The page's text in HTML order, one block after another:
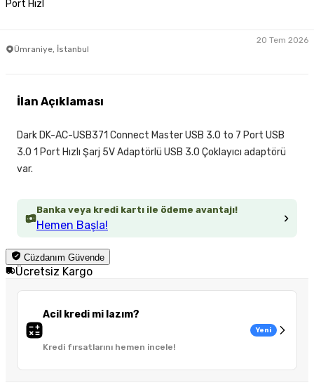
Port Hızl
Ümraniye, İstanbul
20 Tem 2026
Banka veya kredi kartı ile ödeme avantajı!
Hemen Başla!
Cüzdanım Güvende
Ücretsiz Kargo
Acil kredi mi lazım?
Kredi fırsatlarını hemen incele!
Yeni
İlan Açıklaması
Dark DK-AC-USB371 Connect Master USB 3.0 to 7 Port USB
3.0 1 Port Hızlı Şarj 5V Adaptörlü USB 3.0 Çoklayıcı adaptörü
var.